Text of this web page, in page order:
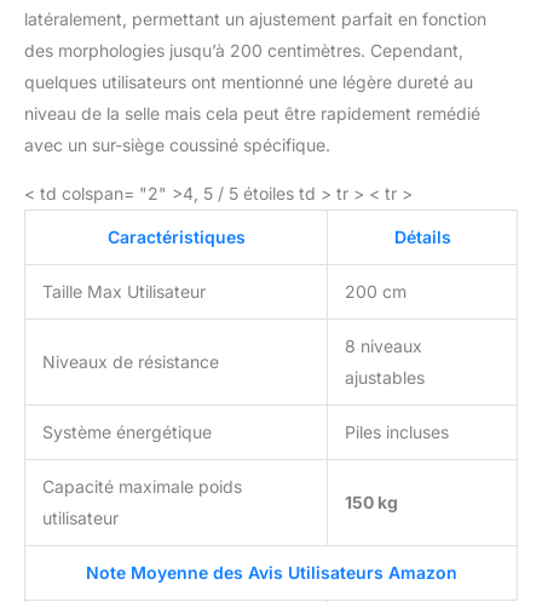
latéralement, permettant un ajustement parfait en fonction
des morphologies jusqu’à 200 centimètres. Cependant,
quelques utilisateurs ont mentionné une légère dureté au
niveau de la selle mais cela peut être rapidement remédié
avec un sur-siège coussiné spécifique.
< td colspan= "2" >4, 5 / 5 étoiles td > tr > < tr >
Caractéristiques Détails
Taille Max Utilisateur 200 cm
Niveaux de résistance
8 niveaux
ajustables
Système énergétique Piles incluses
Capacité maximale poids
utilisateur
150 kg
Note Moyenne des Avis Utilisateurs Amazon